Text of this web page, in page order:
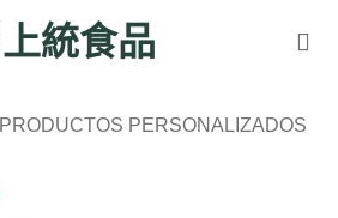
PRODUCTOS PERSONALIZADOS